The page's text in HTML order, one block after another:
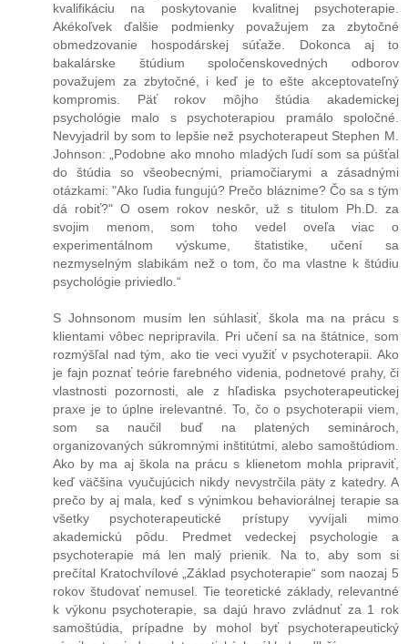
kvalifikáciu na poskytovanie kvalitnej psychoterapie.
Akékoľvek ďalšie podmienky považujem za zbytočné
obmedzovanie hospodárskej súťaže. Dokonca aj to
bakalárske štúdium spoločenskovedných odborov
považujem za zbytočné, i keď je to ešte akceptovateľný
kompromis. Päť rokov môjho štúdia akademickej
psychológie malo s psychoterapiou pramálo spoločné.
Nevyjadril by som to lepšie než psychoterapeut Stephen M.
Johnson: „Podobne ako mnoho mladých ľudí som sa púšťal
do štúdia so všeobecnými, priamočiarymi a zásadnými
otázkami: "Ako ľudia fungujú? Prečo bláznime? Čo sa s tým
dá robiť?" O osem rokov neskôr, už s titulom Ph.D. za
svojim menom, som toho vedel oveľa viac o
experimentálnom výskume, štatistike, učení sa
nezmyselným slabikám než o tom, čo ma vlastne k štúdiu
psychológie priviedlo.“
S Johnsonom musím len súhlasiť, škola ma na prácu s
klientami vôbec nepripravila. Pri učení sa na štátnice, som
rozmýšľal nad tým, ako tie veci využiť v psychoterapii. Ako
je fajn poznať teórie farebného videnia, podnetové prahy, či
vlastnosti pozornosti, ale z hľadiska psychoterapeutickej
praxe je to úplne irelevantné. To, čo o psychoterapii viem,
som sa naučil buď na platených seminároch,
organizovaných súkromnými inštitútmi, alebo samoštúdiom.
Ako by ma aj škola na prácu s klienetom mohla pripraviť,
keď väčšina vyučujúcich nikdy nevystrčila päty z katedry. A
prečo by aj mala, keď s výnimkou behaviorálnej terapie sa
všetky psychoterapeutické prístupy vyvíjali mimo
akademickú pôdu. Predmet vedeckej psychologie a
psychoterapie má len malý prienik. Na to, aby som si
prečítal Kratochvílové „Základ psychoterapie“ som naozaj 5
rokov študovať nemusel. Tie teoretické základy, relevantné
k výkonu psychoterapie, sa dajú hravo zvládnuť za 1 rok
samoštúdia, prípadne by mohol byť psychoterapeutický